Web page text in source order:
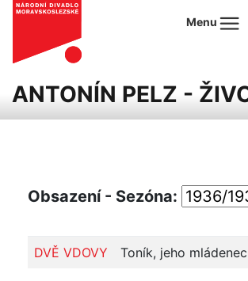
Menu
ANTONÍN PELZ -
Obsazení - Sezóna:
DVĚ VDOVY Toník, jeho mládenec